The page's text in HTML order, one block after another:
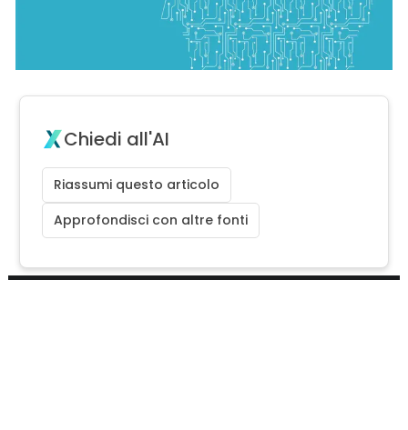
Chiedi all'AI
Riassumi questo articolo
Approfondisci con altre fonti